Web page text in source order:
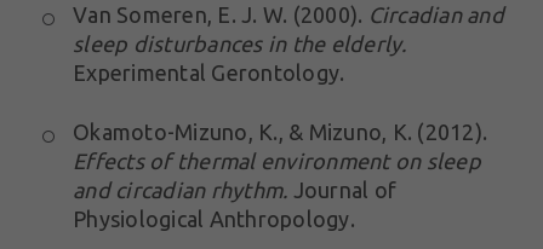
Van Someren, E. J. W. (2000). Circadian and
sleep disturbances in the elderly.
Experimental Gerontology.
Okamoto-Mizuno, K., & Mizuno, K. (2012).
Effects of thermal environment on sleep
and circadian rhythm.
Journal of
Physiological Anthropology.